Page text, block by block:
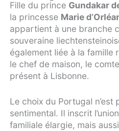
Fille du prince Gundakar
la princesse Marie
appartient à une branche
souveraine
également liée à la famille
le chef de maison, le
présent à Lisbonne.
Le choix du Portugal n’est
sentimental. Il inscrit
familiale élargie, mais